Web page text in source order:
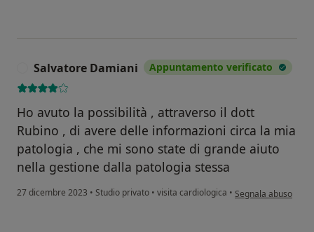
Salvatore Damiani Appuntamento verificato
Ho avuto la possibilità , attraverso il dott
Rubino , di avere delle informazioni circa la mia
patologia , che mi sono state di grande aiuto
nella gestione dalla patologia stessa
27 dicembre 2023 • Studio privato • visita cardiologica • secondo l'opinione
Segnala abuso